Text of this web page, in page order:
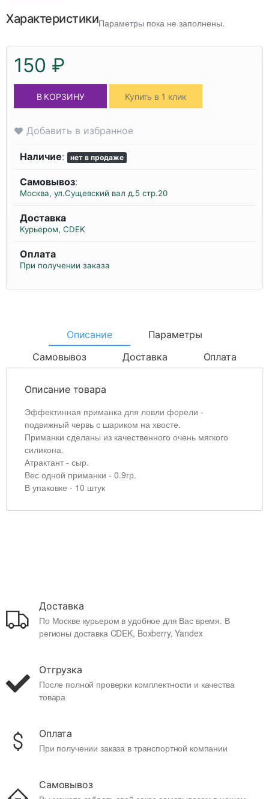
ХарактеристикиПараметры пока не заполнены.
150 ₽
В КОРЗИНУ Купить в 1 клик
Добавить в избранное
Наличие: нет в продаже
Самовывоз:
Москва, ул.Сущевский вал д.5 стр.20
Доставка
Курьером, CDEK
Оплата
При получении заказа
Описание
Параметры
Самовывоз
Доставка Оплата
Описание товара
Эффектинная приманка для ловли форели -
подвижный червь с шариком на хвосте.
Приманки сделаны из качественного очень мягкого
силикона.
Атрактант - сыр.
Вес одной приманки - 0.9гр.
В упаковке - 10 штук
Доставка
По Москве курьером в удобное для Вас время. В
регионы доставка CDEK, Boxberry, Yandex
Отгрузка
После полной проверки комплектности и качества
товара
Оплата
При получении заказа в транспортной компании
Самовывоз